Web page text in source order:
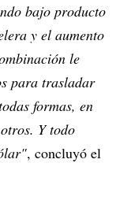
bajo producto
y el aumento
le
para trasladar
formas, en
Y todo
, concluyó el